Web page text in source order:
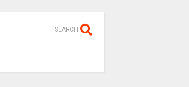
SEARCH